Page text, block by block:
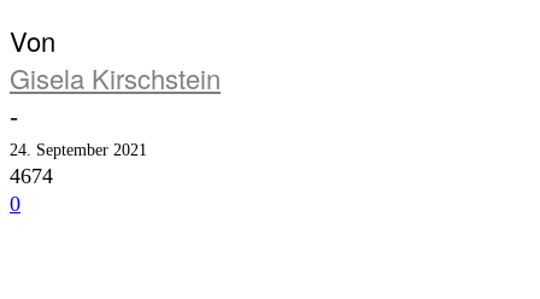
Von
Gisela Kirschstein
-
24. September 2021
4674
0